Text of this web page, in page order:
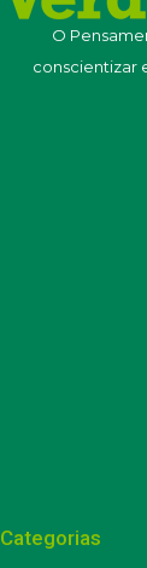
O
conscientizar
Categorias